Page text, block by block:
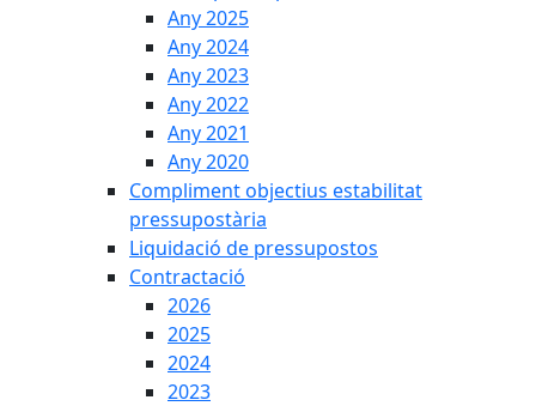
Any 2025
Any 2024
Any 2023
Any 2022
Any 2021
Any 2020
Compliment objectius estabilitat
pressupostària
Liquidació de pressupostos
Contractació
2026
2025
2024
2023